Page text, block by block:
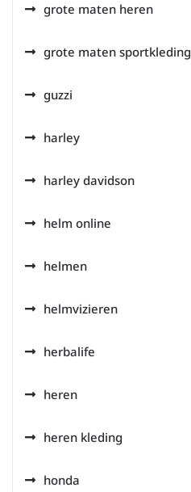
grote maten heren
grote maten sportkleding
guzzi
harley
harley davidson
helm online
helmen
helmvizieren
herbalife
heren
heren kleding
honda